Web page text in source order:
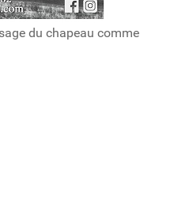
du chapeau comme